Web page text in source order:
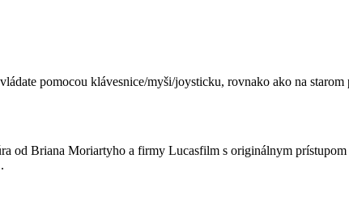
pomocou klávesnice/myši/joysticku, rovnako ako na starom
od Briana Moriartyho a firmy Lucasfilm s originálnym